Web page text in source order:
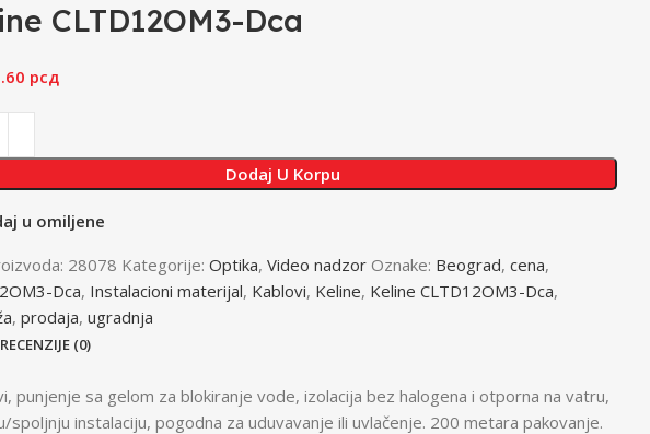
CLTD12OM3-Dca
рсд
Dodaj U Korpu
u omiljene
28078 Kategorije: Optika, Video nadzor Oznake: Beograd, cena,
Dca, Instalacioni materijal, Kablovi, Keline, Keline CLTD12OM3-Dca,
, prodaja, ugradnja
RECENZIJE (0)
sa gelom za blokiranje vode, izolacija bez halogena i otporna na vatru,
instalaciju, pogodna za uduvavanje ili uvlačenje. 200 metara pakovanje.